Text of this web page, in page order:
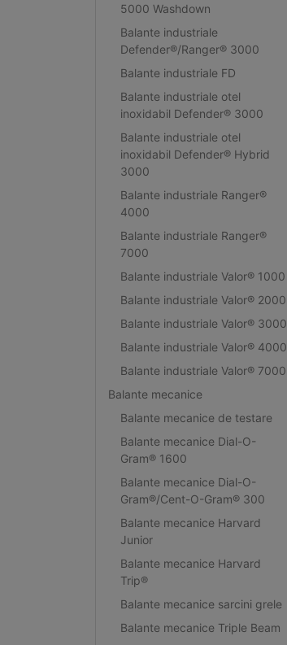
5000 Washdown
Balante industriale
Defender®/Ranger® 3000
Balante industriale FD
Balante industriale otel
inoxidabil Defender® 3000
Balante industriale otel
inoxidabil Defender® Hybrid
3000
Balante industriale Ranger®
4000
Balante industriale Ranger®
7000
Balante industriale Valor® 1000
Balante industriale Valor® 2000
Balante industriale Valor® 3000
Balante industriale Valor® 4000
Balante industriale Valor® 7000
Balante mecanice
Balante mecanice de testare
Balante mecanice Dial-O-
Gram® 1600
Balante mecanice Dial-O-
Gram®/Cent-O-Gram® 300
Balante mecanice Harvard
Junior
Balante mecanice Harvard
Trip®
Balante mecanice sarcini grele
Balante mecanice Triple Beam